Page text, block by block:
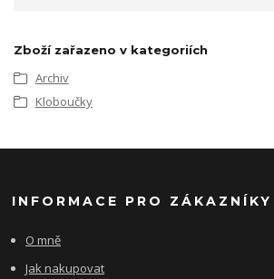
Zboží zařazeno v kategoriích
Archiv
Kloboučky
INFORMACE PRO ZÁKAZNÍKY
O mně
Jak nakupovat